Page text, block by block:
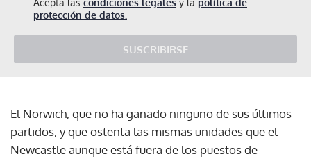
protección de datos.
SUSCRIBIRSE
El Norwich, que no ha ganado ninguno de sus últimos
partidos, y que ostenta las mismas unidades que el
Newcastle aunque está fuera de los puestos de